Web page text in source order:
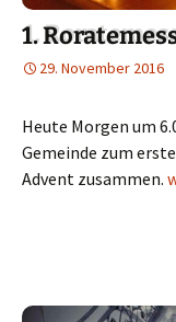
1.
29. November 2016
Heute Morgen um
Gemeinde zum
Advent zusammen.